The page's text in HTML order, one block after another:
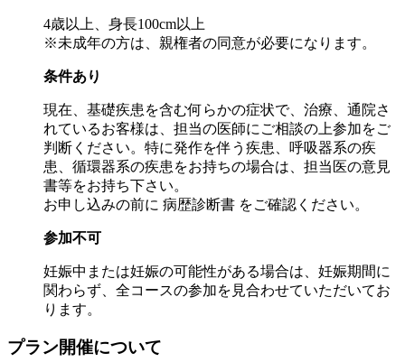
4歳以上、身長100cm以上
※未成年の方は、親権者の同意が必要になります。
条件あり
現在、基礎疾患を含む何らかの症状で、治療、通院さ
れているお客様は、担当の医師にご相談の上参加をご
判断ください。特に発作を伴う疾患、呼吸器系の疾
患、循環器系の疾患をお持ちの場合は、担当医の意見
書等をお持ち下さい。
お申し込みの前に 病歴診断書 をご確認ください。
参加不可
妊娠中または妊娠の可能性がある場合は、妊娠期間に
関わらず、全コースの参加を見合わせていただいてお
ります。
プラン開催について